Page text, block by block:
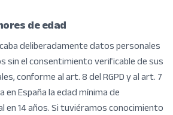
de edad
deliberadamente datos personales
sin el consentimiento verificable de sus
conforme al art. 8 del RGPD y al art. 7
en España la edad mínima de
14 años. Si tuviéramos conocimiento